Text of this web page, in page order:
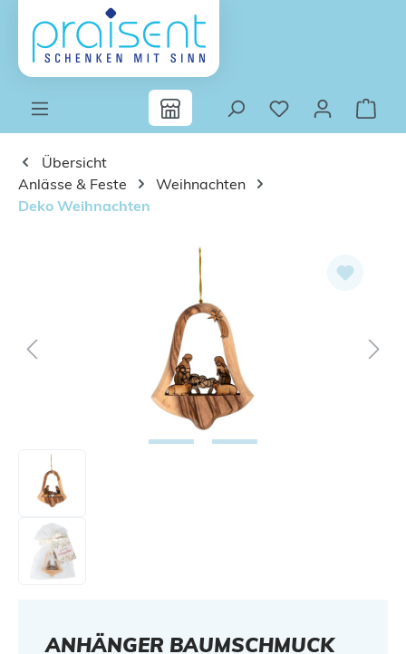
Zum Hauptinhalt springen
Übersicht
Anlässe & Feste
Weihnachten
Deko Weihnachten
ANHÄNGER BAUMSCHMUCK